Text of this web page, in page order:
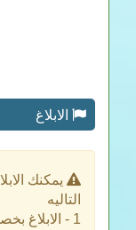
الابلاغ
يمكنك
التاليه
1 - الابلاغ بخصوص حقوق النشر والطباعه